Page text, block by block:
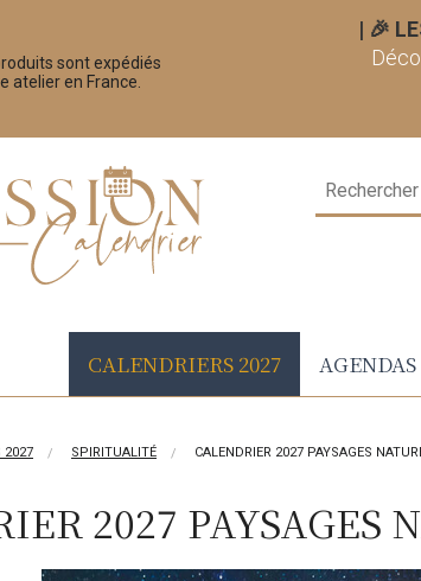
sont expédiés
atelier en France.
| 🎉
CALENDRIERS 2027 AGENDAS
2027 SPIRITUALITÉ CALENDRIER 2027 PAYSAGES
2027 PAYSAGES